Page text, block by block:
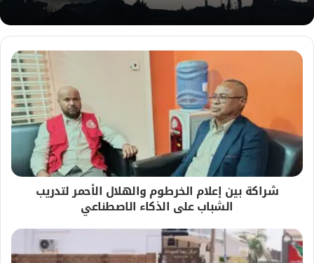
شراكة بين إعلام الخرطوم والهلال الأحمر لتدريب
الشباب على الذكاء الاصطناعي